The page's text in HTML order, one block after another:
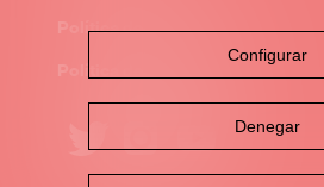
Política de cookies
Configurar
Denegar